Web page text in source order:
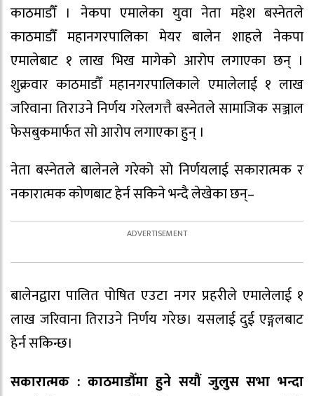
काठमाडौँ । नेकपा एमालेका युवा नेता महेश बस्नेतले
काठमाडौँ महानगरपालिका मेयर बालेन शाहले नेकपा
एमालेबाट १ लाख भिख मागेको आरोप लगाएका छन् ।
शुक्रवार काठमाडौँ महानगरपालिकाले एमालेलाई १ लाख
जरिवाना तिराउने निर्णय गरेलगत्तै बस्नेतले सामाजिक सञ्जाल
फेसबुकमार्फत सो आरोप लगाएका हुन् ।
नेता बस्नेतले बालेनले गरेको सो निर्णयलाई सकारात्मक र
नकारात्मक कोणबाट हेर्न सकिने भन्दै लेखेका छन्–
बालेनद्वारा पालित पोषित एउटा नगर प्रहरीले एमालेलाई १
लाख जरिवाना तिराउने निर्णय गरेछ। यसलाई दुई एङ्गलबाट
हेर्न सकिन्छ।
सकारात्मक : काठमाडौँमा हुने सयौं जुलुस सभा भन्दा